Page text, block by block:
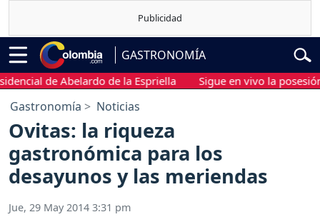
GASTRONOMÍA
de Abelardo de la Espriella Sigue en vivo la posesión
Gastronomía Noticias
Ovitas: la riqueza
gastronómica para los
desayunos y las meriendas
Jue, 29 May 2014 3:31 pm